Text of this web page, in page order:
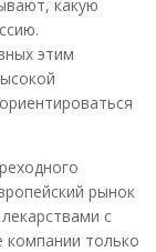
какую
этим
рынок
с
только